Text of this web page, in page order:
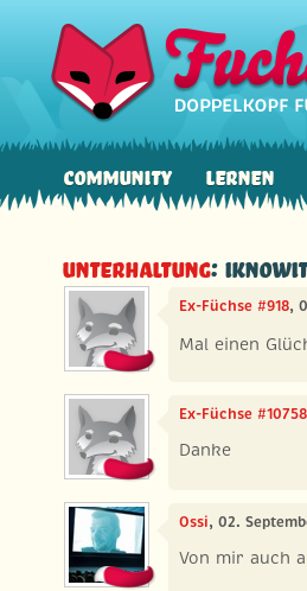
Community Lernen
Unterhaltung:
Ex-Füchse #918,
Mal einen
Ex-Füchse
Danke
Ossi, 02.
Von mir auch